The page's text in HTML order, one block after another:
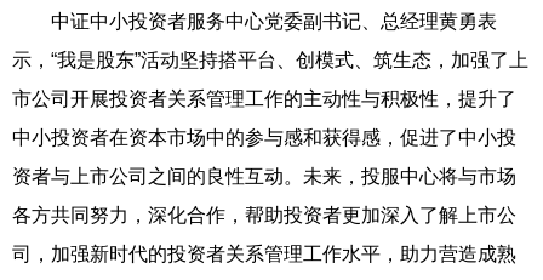
中证中小投资者服务中心党委副书记、总经理黄勇表
示，“我是股东”活动坚持搭平台、创模式、筑生态，加强了上
市公司开展投资者关系管理工作的主动性与积极性，提升了
中小投资者在资本市场中的参与感和获得感，促进了中小投
资者与上市公司之间的良性互动。未来，投服中心将与市场
各方共同努力，深化合作，帮助投资者更加深入了解上市公
司，加强新时代的投资者关系管理工作水平，助力营造成熟